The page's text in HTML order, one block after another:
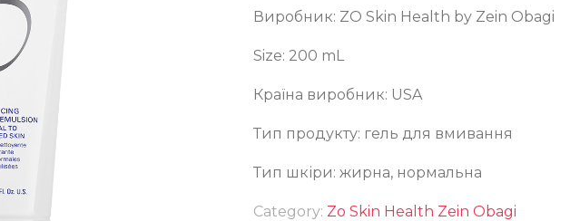
Виробник: ZO Skin Health by Zein Obagi
Size: 200 mL
Країна виробник: USA
Тип продукту: гель для вмивання
Тип шкіри: жирна, нормальна
Category: Zo Skin Health Zein Obagi
Гель для очищення обличчя ZO Skin Health Balancing
Cleansing Emulsion
Замовити